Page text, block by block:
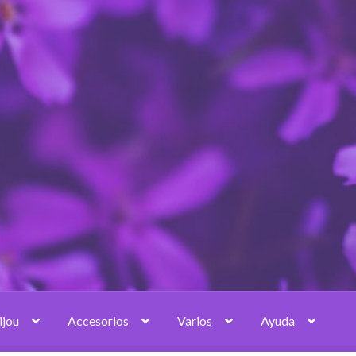
Accesorios Varios Ayuda